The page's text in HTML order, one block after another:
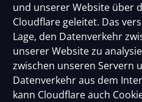
und unserer Website über
Cloudflare geleitet. Das
Lage, den Datenverkehr
unserer Website zu
zwischen unseren Servern
Datenverkehr aus dem
kann Cloudflare auch